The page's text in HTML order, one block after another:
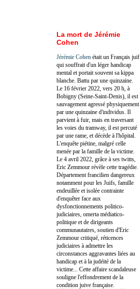
La mort de Jérémie
Cohen
Jérémie Cohen était un Français juif
qui souffrait d'un léger handicap
mental et portait souvent sa kippa
blanche. Battu par une quinzaine.
Le 16 février 2022, vers 20 h, à
Bobigny (Seine-Saint-Denis), il est
sauvagement agressé physiquement
par une quinzaine d'individus. Il
parvient à fuir, mais en traversant
les voies du tramway, il est percuté
par une rame, et décède à l'hôpital.
L'enquête piétine, malgré celle
menée par la famille de la victime.
Le 4 avril 2022, grâce à ses twitts,
Eric Zemmour révèle cette tragédie.
Département francilien dangereux
notamment pour les Juifs, famille
endeuillée et isolée contrainte
d'enquêter face aux
dysfonctionnements politico-
judiciaires, omerta médiatico-
politique et de dirigeants
communautaires, soutien d'Eric
Zemmour critiqué, réticences
judiciaires à admettre les
circonstances aggravantes liées au
handicap et à la judéité de la
victime... Cette affaire scandaleuse
souligne l'effondrement de la
condition juive française.